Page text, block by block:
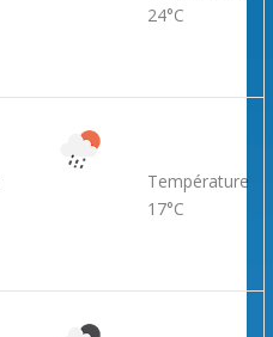
24°C
Température
17°C